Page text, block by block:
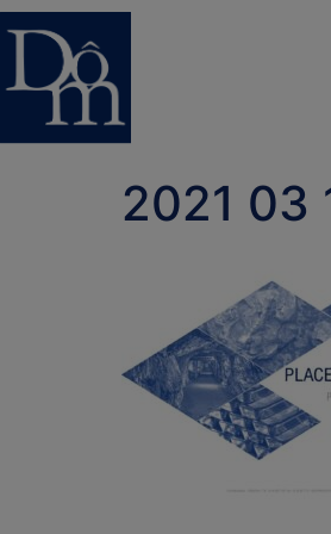
2021 03